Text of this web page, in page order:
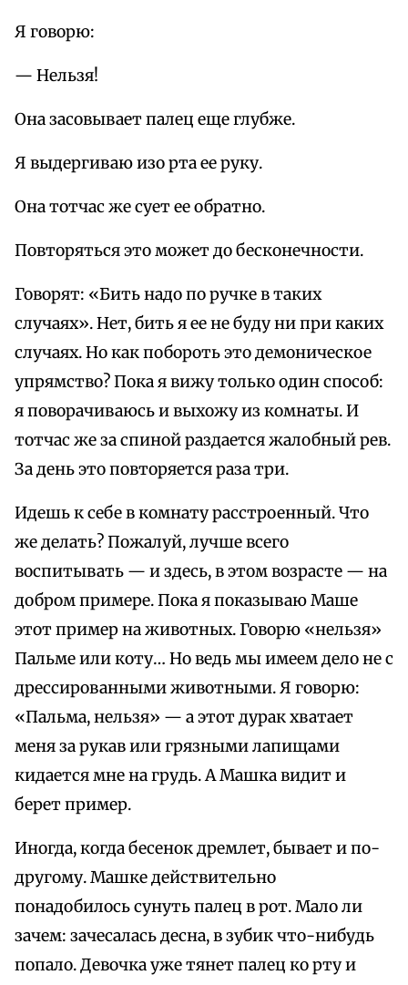
Я говорю:
— Нельзя!
Она засовывает палец еще глубже.
Я выдергиваю изо рта ее руку.
Она тотчас же сует ее обратно.
Повторяться это может до бесконечности.
Говорят: «Бить надо по ручке в таких
случаях». Нет, бить я ее не буду ни при каких
случаях. Но как побороть это демоническое
упрямство? Пока я вижу только один способ:
я поворачиваюсь и выхожу из комнаты. И
тотчас же за спиной раздается жалобный рев.
За день это повторяется раза три.
Идешь к себе в комнату расстроенный. Что
же делать? Пожалуй, лучше всего
воспитывать — и здесь, в этом возрасте — на
добром примере. Пока я показываю Маше
этот пример на животных. Говорю «нельзя»
Пальме или коту… Но ведь мы имеем дело не с
дрессированными животными. Я говорю:
«Пальма, нельзя» — а этот дурак хватает
меня за рукав или грязными лапищами
кидается мне на грудь. А Машка видит и
берет пример.
Иногда, когда бесенок дремлет, бывает и по-
другому. Машке действительно
понадобилось сунуть палец в рот. Мало ли
зачем: зачесалась десна, в зубик что-нибудь
попало. Девочка уже тянет палец ко рту и